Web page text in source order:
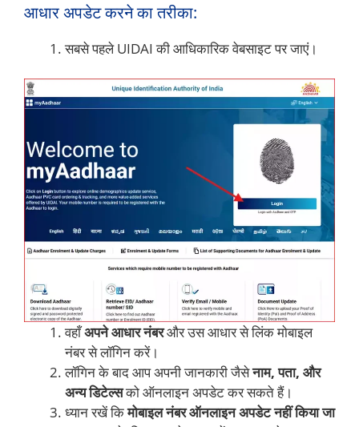
आधार अपडेट करने का तरीका:
सबसे पहले UIDAI की आधिकारिक वेबसाइट पर जाएं।
वहाँअपने आधार नंबरऔर उस आधार से लिंक मोबाइल
नंबर से लॉगिन करें।
लॉगिन के बाद आप अपनी जानकारी जैसेनाम, पता, और
अन्य डिटेल्सको ऑनलाइन अपडेट कर सकते हैं।
ध्यान रखें किमोबाइल नंबर ऑनलाइन अपडेट नहीं किया जा